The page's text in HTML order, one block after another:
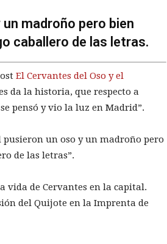
madroño pero bien
caballero de las letras.
El Cervantes del Oso y el
da la historia, que respecto a
pensó y vio la luz en Madrid”.
pusieron un oso y un madroño pero
de las letras”.
vida de Cervantes en la capital.
del Quijote en la Imprenta de